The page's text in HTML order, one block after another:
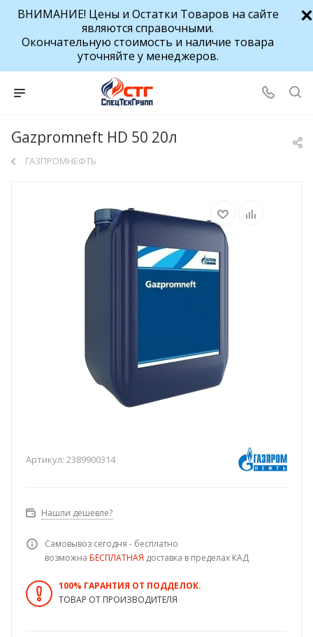
ВНИМАНИЕ! Цены и Остатки Товаров на сайте
являются справочными.
Окончательную стоимость и наличие товара
уточняйте у менеджеров.
Gazpromneft HD 50 20л
ГАЗПРОМНЕФТЬ
Артикул: 2389900314
Нашли дешевле?
Самовывоз сегодня - бесплатно
возможна БЕСПЛАТНАЯ доставка в пределах КАД
100% ГАРАНТИЯ ОТ ПОДДЕЛОК.
ТОВАР ОТ ПРОИЗВОДИТЕЛЯ